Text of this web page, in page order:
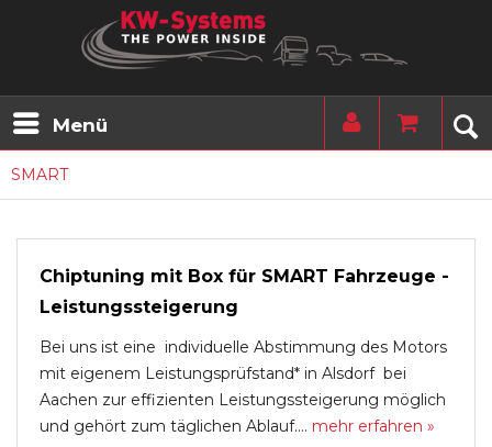
Menü
SMART
Chiptuning mit Box für SMART Fahrzeuge -
Leistungssteigerung
Bei uns ist eine individuelle Abstimmung des Motors
mit eigenem Leistungsprüfstand* in Alsdorf bei
Aachen zur effizienten Leistungssteigerung möglich
und gehört zum täglichen Ablauf.... mehr erfahren »